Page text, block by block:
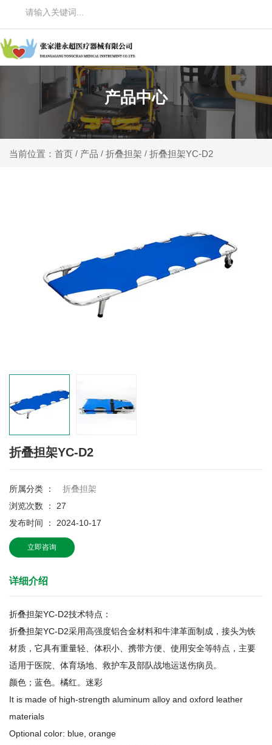
产品中心
当前位置：首页 / 产品 / 折叠担架 / 折叠担架YC-D2
折叠担架YC-D2
所属分类 ：
折叠担架
浏览次数 ： 27
发布时间 ： 2024-10-17
立即咨询
详细介绍
折叠担架YC-D2技术特点：
折叠担架YC-D2采用高强度铝合金材料和牛津革面制成，接头为铁
材质，它具有重量轻、体积小、携带方便、使用安全等特点，主要
适用于医院、体育场地、救护车及部队战地运送伤病员。
颜色；蓝色。橘红。迷彩
It is made of high-strength aluminum alloy and oxford leather
materials
Optional color: blue, orange